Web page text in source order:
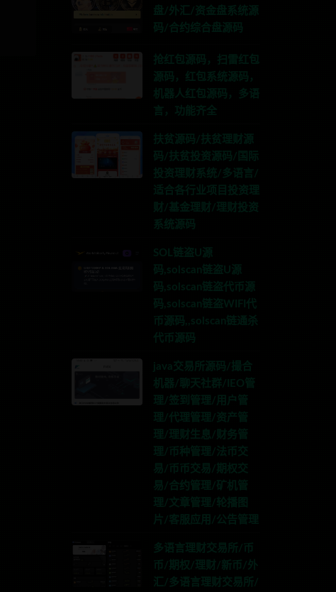
盘/外汇/资金盘系统源
码/合约综合盘源码
抢红包源码，扫雷红包
源码，红包系统源码，
机器人红包源码，多语
言，功能齐全
扶贫源码/扶贫理财源
码/扶贫投资源码/国际
投资理财系统/多语言/
适合各行业项目投资理
财/基金理财/理财投资
系统源码
SOL链盗U源
码,solscan链盗U源
码,solscan链盗代币源
码,solscan链盗WIFI代
币源码,,solscan链通杀
代币源码
java交易所源码/撮合
机器/聊天社群/IEO管
理/签到管理/用户管
理/代理管理/资产管
理/理财生息/财务管
理/币种管理/法币交
易/币币交易/期权交
易/合约管理/矿机管
理/文章管理/轮播图
片/客服应用/公告管理
多语言理财交易所/币
币/期权/理财/新币/外
汇/多语言理财交易所/